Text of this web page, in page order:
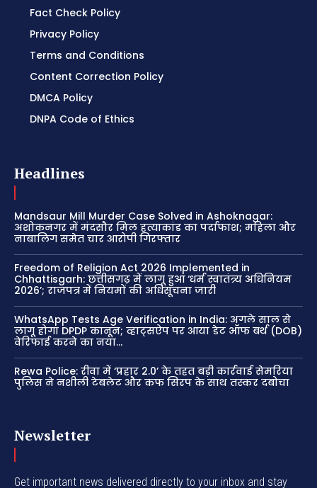
Fact Check Policy
Privacy Policy
Terms and Conditions
Content Correction Policy
DMCA Policy
DNPA Code of Ethics
Headlines
Mandsaur Mill Murder Case Solved in Ashoknagar:
अशोकनगर में मंदसौर मिल हत्याकांड का पर्दाफाश; महिला और
नाबालिग समेत चार आरोपी गिरफ्तार
Freedom of Religion Act 2026 Implemented in
Chhattisgarh: छत्तीसगढ़ में लागू हुआ ‘धर्म स्वातंत्र्य अधिनियम
2026’; राजपत्र में नियमों की अधिसूचना जारी
WhatsApp Tests Age Verification in India: अगले साल से
लागू होगा DPDP कानून; व्हाट्सऐप पर आया डेट ऑफ बर्थ (DOB)
वेरिफाई करने का नया...
Rewa Police: रीवा में ‘प्रहार 2.0’ के तहत बड़ी कार्रवाई सेमरिया
पुलिस ने नशीली टेबलेट और कफ सिरप के साथ तस्कर दबोचा
Newsletter
Get important news delivered directly to your inbox and stay